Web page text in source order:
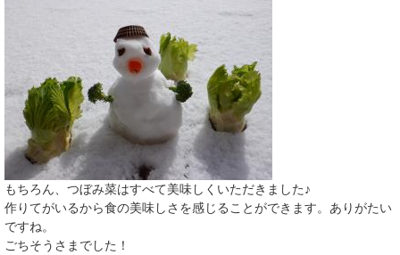
もちろん、つぼみ菜はすべて美味しくいただきました♪
作りてがいるから食の美味しさを感じることができます。ありがたい
ですね。
ごちそうさまでした！